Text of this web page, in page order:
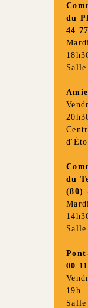
du
44
du
(80)
00 11
19h